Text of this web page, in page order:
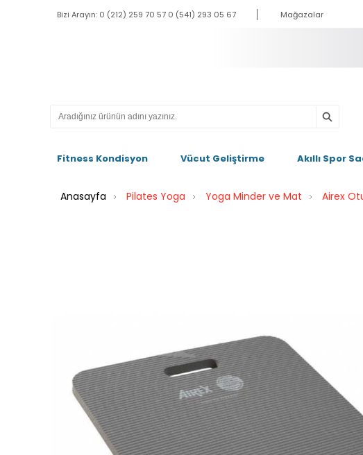
Bizi Arayın: 0 (212) 259 70 57 0 (541) 293 05 67 Mağazalar
Fitness Kondisyon Vücut Geliştirme Akıllı Spor
Anasayfa Pilates Yoga Yoga Minder ve Mat Airex